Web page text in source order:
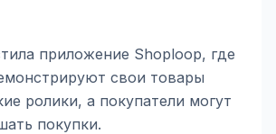
приложение Shoploop, где
свои товары
ролики, а покупатели могут
покупки.